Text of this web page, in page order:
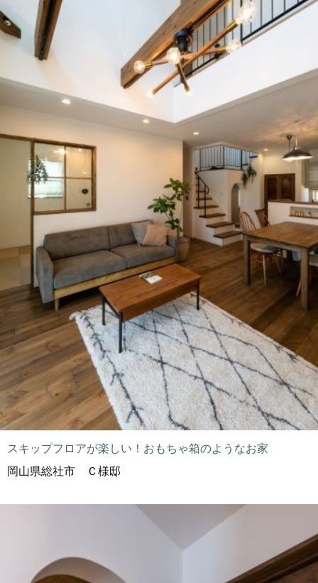
スキップフロアが楽しい！おもちゃ箱のようなお家
岡山県総社市 Ｃ様邸